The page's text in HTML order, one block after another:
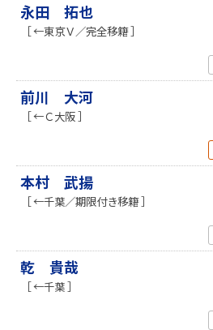
永田 拓也
［ ←東京Ｖ／完全移籍 ］
前川 大河
［ ←Ｃ大阪 ］
本村 武揚
［ ←千葉／期限付き移籍 ］
乾 貴哉
［ ←千葉 ］